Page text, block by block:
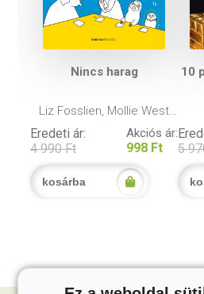
Nincs harag
Liz Fosslien, Mollie West
Eredeti ár:
4 990 Ft
Akciós ár:
998 Ft
kosárba
10
5